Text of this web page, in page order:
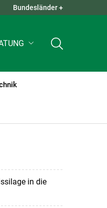
QUICK LINKS +
Bundesländer +
in die